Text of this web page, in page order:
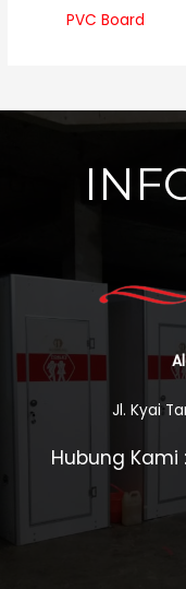
PVC Board
Jl. Kyai
Hubung Kami :